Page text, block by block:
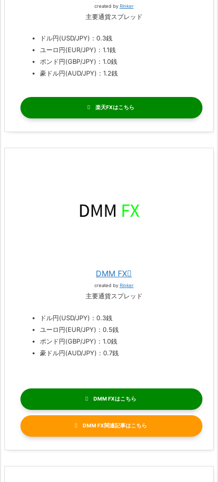
created by Rinker
主要通貨スプレッド
ドル円(USD/JPY)：0.3銭
ユーロ円(EUR/JPY)：1.1銭
ポンド円(GBP/JPY)：1.0銭
豪ドル円(AUD/JPY)：1.2銭
楽天FX
DMM FX
created by Rinker
主要通貨スプレッド
ドル円(USD/JPY)：0.3銭
ユーロ円(EUR/JPY)：0.5銭
ポンド円(GBP/JPY)：1.0銭
豪ドル円(AUD/JPY)：0.7銭
DMM FX
DMM FX関連記事